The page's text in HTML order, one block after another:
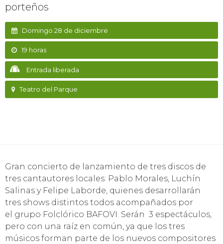
porteños
Domingo 28 de diciembre
19 horas
Entrada liberada
Teatro del Parque
Gran concierto de lanzamiento de tres discos de
tres cantautores locales: Pablo Morales, Luchín
Salinas y Felipe Laborde, quienes desarrollarán
tres shows distintos todos acompañados por
el grupo Folclórico BAFOVI. Serán 3 espectáculos,
pero con una raíz en común, ya que los tres
músicos forman parte de los nuevos compositores